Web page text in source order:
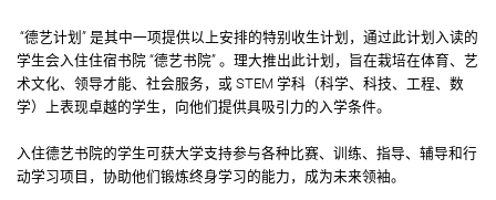
“德艺计划” 是其中一项提供以上安排的特别收生计划，通过此计划入读的
学生会入住住宿书院 “德艺书院” 。理大推出此计划，旨在栽培在体育、艺
术文化、领导才能、社会服务，或 STEM 学科（科学、科技、工程、数
学）上表现卓越的学生，向他们提供具吸引力的入学条件。
入住德艺书院的学生可获大学支持参与各种比赛、训练、指导、辅导和行
动学习项目，协助他们锻炼终身学习的能力，成为未来领袖。